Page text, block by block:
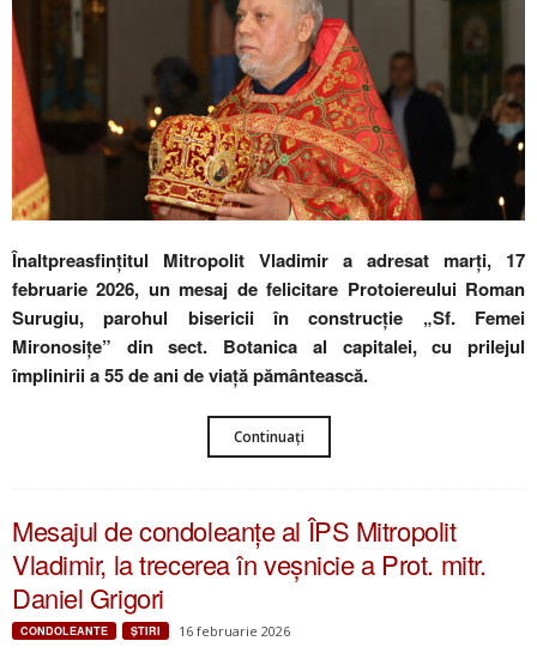
Înaltpreasfințitul Mitropolit Vladimir a adresat marți, 17
februarie 2026, un mesaj de felicitare Protoiereului Roman
Surugiu, parohul bisericii în construcție „Sf. Femei
Mironosițe” din sect. Botanica al capitalei, cu prilejul
împlinirii a 55 de ani de viață pământească.
Continuați
Mesajul de condoleanţe al ÎPS Mitropolit
Vladimir, la trecerea în veşnicie a Prot. mitr.
Daniel Grigori
CONDOLEANTE ŞTIRI 16 februarie 2026